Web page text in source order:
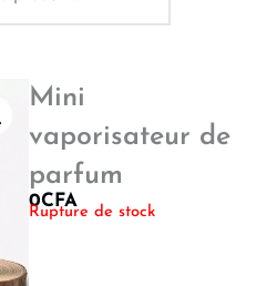
Mini
vaporisateur de
parfum
0CFA
Rupture de stock